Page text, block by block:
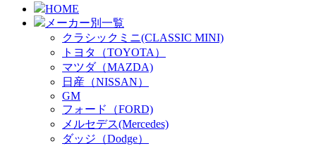
HOME
メーカー別一覧
クラシックミニ(CLASSIC MINI)
トヨタ（TOYOTA）
マツダ（MAZDA)
日産（NISSAN）
GM
フォード（FORD)
メルセデス(Mercedes)
ダッジ（Dodge）